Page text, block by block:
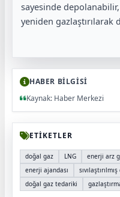
sayesinde
yeniden
HABER BİLGİSİ
Kaynak: Haber Merkezi
ETİKETLER
doğal gaz LNG enerji arz
enerji ajandası
doğal gaz tedariki